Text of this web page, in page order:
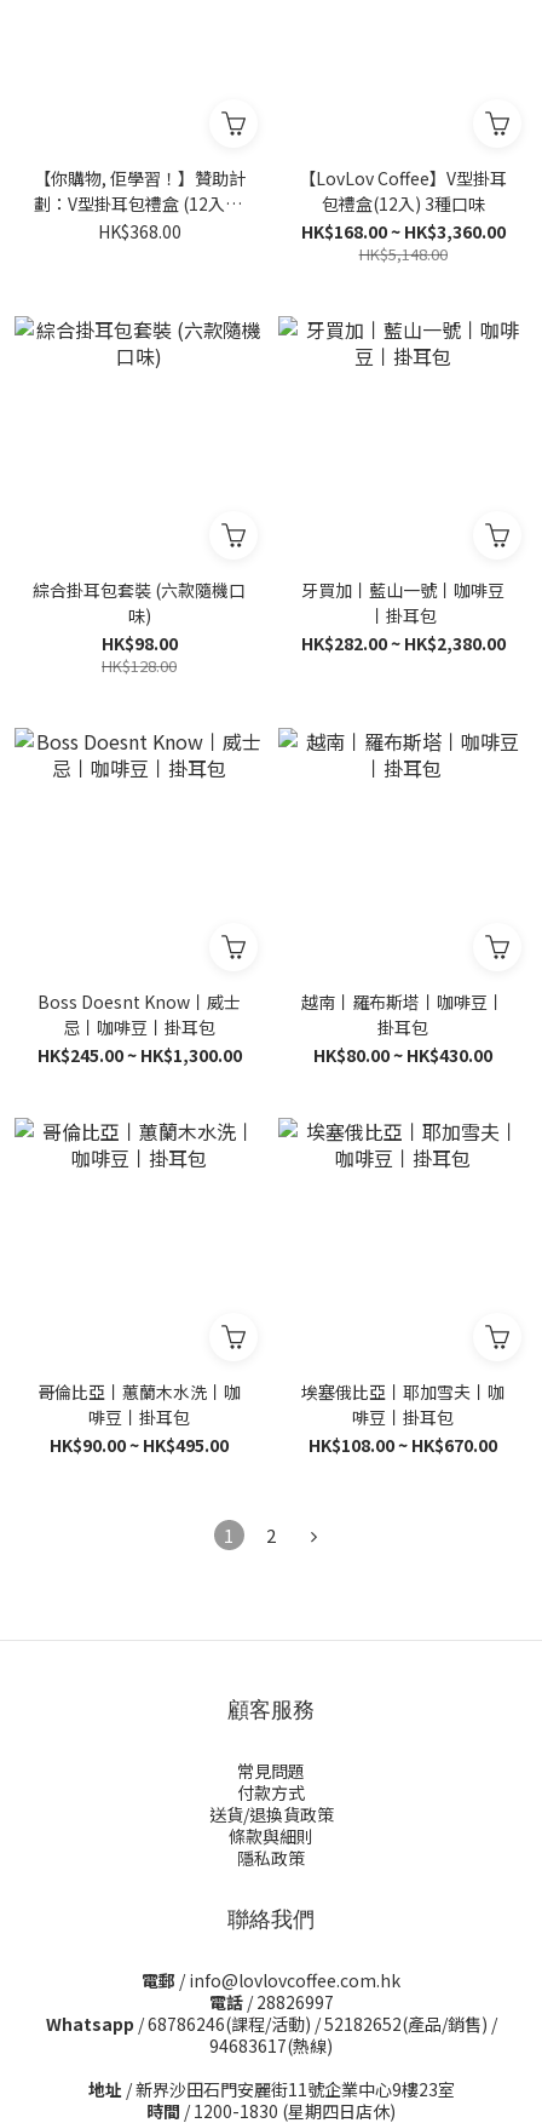
【你購物, 佢學習！】贊助計
劃：V型掛耳包禮盒 (12入) 6
種口味
HK$368.00
【LovLov Coffee】V型掛耳
包禮盒(12入) 3種口味
HK$168.00 ~ HK$3,360.00
HK$5,148.00
綜合掛耳包套裝 (六款隨機口
味)
HK$98.00
HK$128.00
牙買加丨藍山一號丨咖啡豆
丨掛耳包
HK$282.00 ~ HK$2,380.00
Boss Doesnt Know丨威士
忌丨咖啡豆丨掛耳包
HK$245.00 ~ HK$1,300.00
越南丨羅布斯塔丨咖啡豆丨
掛耳包
HK$80.00 ~ HK$430.00
哥倫比亞丨蕙蘭木水洗丨咖
啡豆丨掛耳包
HK$90.00 ~ HK$495.00
埃塞俄比亞丨耶加雪夫丨咖
啡豆丨掛耳包
HK$108.00 ~ HK$670.00
1 2
顧客服務
常見問題
付款方式
送貨/退換貨政策
條款與細則
隱私政策
聯絡我們
電郵 / info@lovlovcoffee.com.hk
電話/ 28826997
Whatsapp /68786246(課程/活動) /52182652(產品/銷售) /
94683617(熱線)
地址 / 新界沙田石門安麗街11號企業中心9樓23室
時間 / 1200-1830 (星期四日店休)